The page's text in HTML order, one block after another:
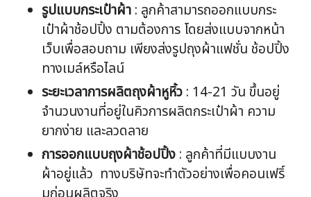
รูปแบบกระเป๋าผ้า : ลูกค้าสามารถออกแบบกระ
เป๋าผ้าช้อปปิ้ง ตามต้องการ โดยส่งแบบจากหน้า
เว็บเพื่อสอบถาม เพียงส่งรูปถุงผ้าแฟชั่น ช้อปปิ้ง
ทางเมล์หรือไลน์
ระยะเวลาการผลิตถุงผ้าหูหิ้ว : 14-21 วัน ขึ้นอยู่
จำนวนงานที่อยู่ในคิวการผลิตกระเป๋าผ้า ความ
ยากง่าย และลวดลาย
การออกแบบถุงผ้าช้อปปิ้ง : ลูกค้าที่มีแบบงาน
ผ้าอยู่แล้ว ทางบริษัทจะทำตัวอย่างเพื่อคอนเฟริ์